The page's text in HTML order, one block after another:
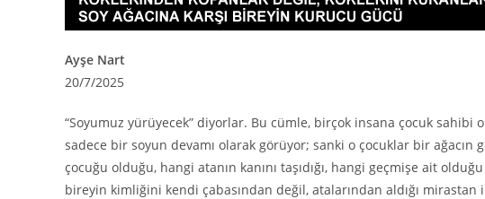
Ayşe Nart
20/7/2025
“Soyumuz yürüyecek” diyorlar. Bu cümle, birçok insana çocuk sahibi
sadece bir soyun devamı olarak görüyor; sanki o çocuklar bir
çocuğu olduğu, hangi atanın kanını taşıdığı, hangi geçmişe ait
bireyin kimliğini kendi çabasından değil, atalarından aldığı mirastan